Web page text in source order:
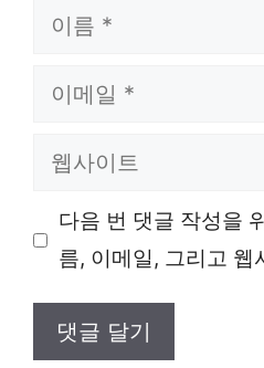
이
이
일
웹
이 다음 번 댓글 작성을
름, 이메일, 그리고 웹